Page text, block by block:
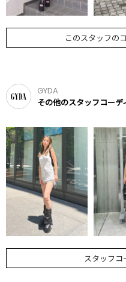
このスタッフの
GYDA
その他のスタッフコーデ
スタッフコ